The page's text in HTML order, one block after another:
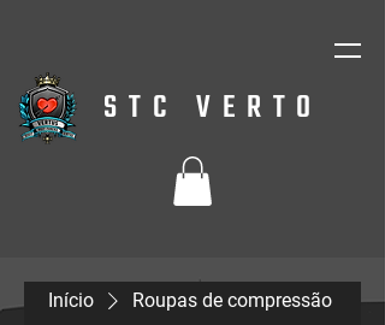
STC VERTO
Início
Roupas de compressão